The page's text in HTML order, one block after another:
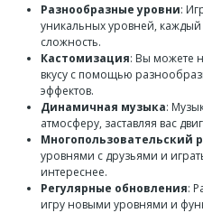
Разнообразные уровни:
уникальных уровней,
сложность.
Кастомизация: Вы можете
вкусу с помощью
эффектов.
Динамичная музыка:
атмосферу, заставляя вас
Многопользовательский
уровнями с друзьями и
интереснее.
Регулярные обновления:
игру новыми уровнями и